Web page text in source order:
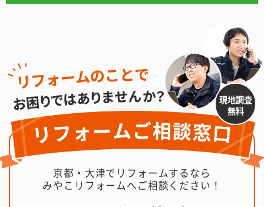
現地調査
無料
京都・大津でリフォームするなら
みやこリフォームへご相談ください！